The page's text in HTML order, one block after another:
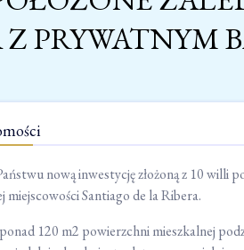
PRYWATNYM
nową inwestycję złożoną z 10 willi
Santiago de la Ribera.
120 m2 powierzchni mieszkalnej